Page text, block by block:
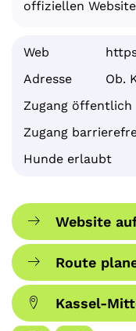
offiziellen
Web
Adresse
Ob.
Zugang öffentlich
Zugang
Hunde erlaubt
Website
Route
Kassel-